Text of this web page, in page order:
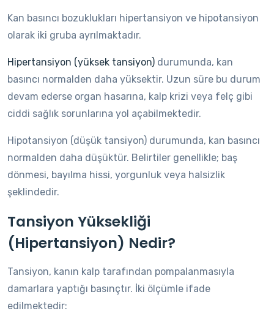
Kan basıncı bozuklukları hipertansiyon ve hipotansiyon
olarak iki gruba ayrılmaktadır.
Hipertansiyon (yüksek tansiyon) durumunda, kan
basıncı normalden daha yüksektir. Uzun süre bu durum
devam ederse organ hasarına, kalp krizi veya felç gibi
ciddi sağlık sorunlarına yol açabilmektedir.
Hipotansiyon (düşük tansiyon) durumunda, kan basıncı
normalden daha düşüktür. Belirtiler genellikle; baş
dönmesi, bayılma hissi, yorgunluk veya halsizlik
şeklindedir.
Tansiyon Yüksekliği
(Hipertansiyon) Nedir?
Tansiyon, kanın kalp tarafından pompalanmasıyla
damarlara yaptığı basınçtır. İki ölçümle ifade
edilmektedir: